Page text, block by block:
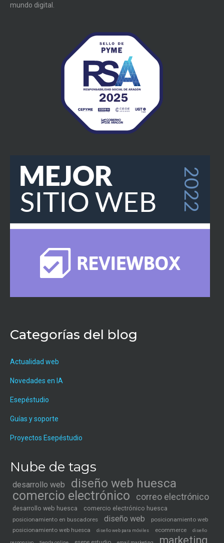
mundo digital.
Categorías del blog
Actualidad web
Novedades en IA
Esepéstudio
Guías y soporte
Proyectos Esepéstudio
Nube de tags
desarrollo web
diseño web huesca
comercio electrónico
correo electrónico
desarrollo web huesca comercio electrónico huesca
posicionamiento en buscadores diseño web
posicionamiento web
posicionamiento web huesca
diseño web para móviles ecommerce diseño
marketing